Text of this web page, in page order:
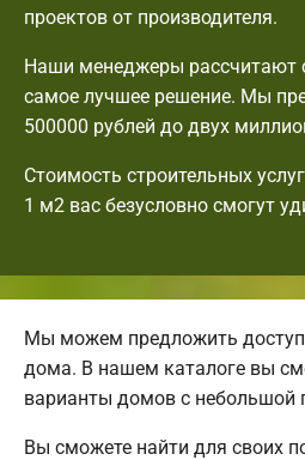
проектов от производителя.
Наши менеджеры рассчитают
самое лучшее решение. Мы
500000 рублей до двух
Стоимость строительных
1 м2 вас безусловно смогут
Мы можем предложить
дома. В нашем каталоге вы
варианты домов с
Вы сможете найти для своих